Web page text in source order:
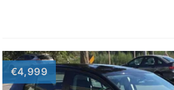
€4,999